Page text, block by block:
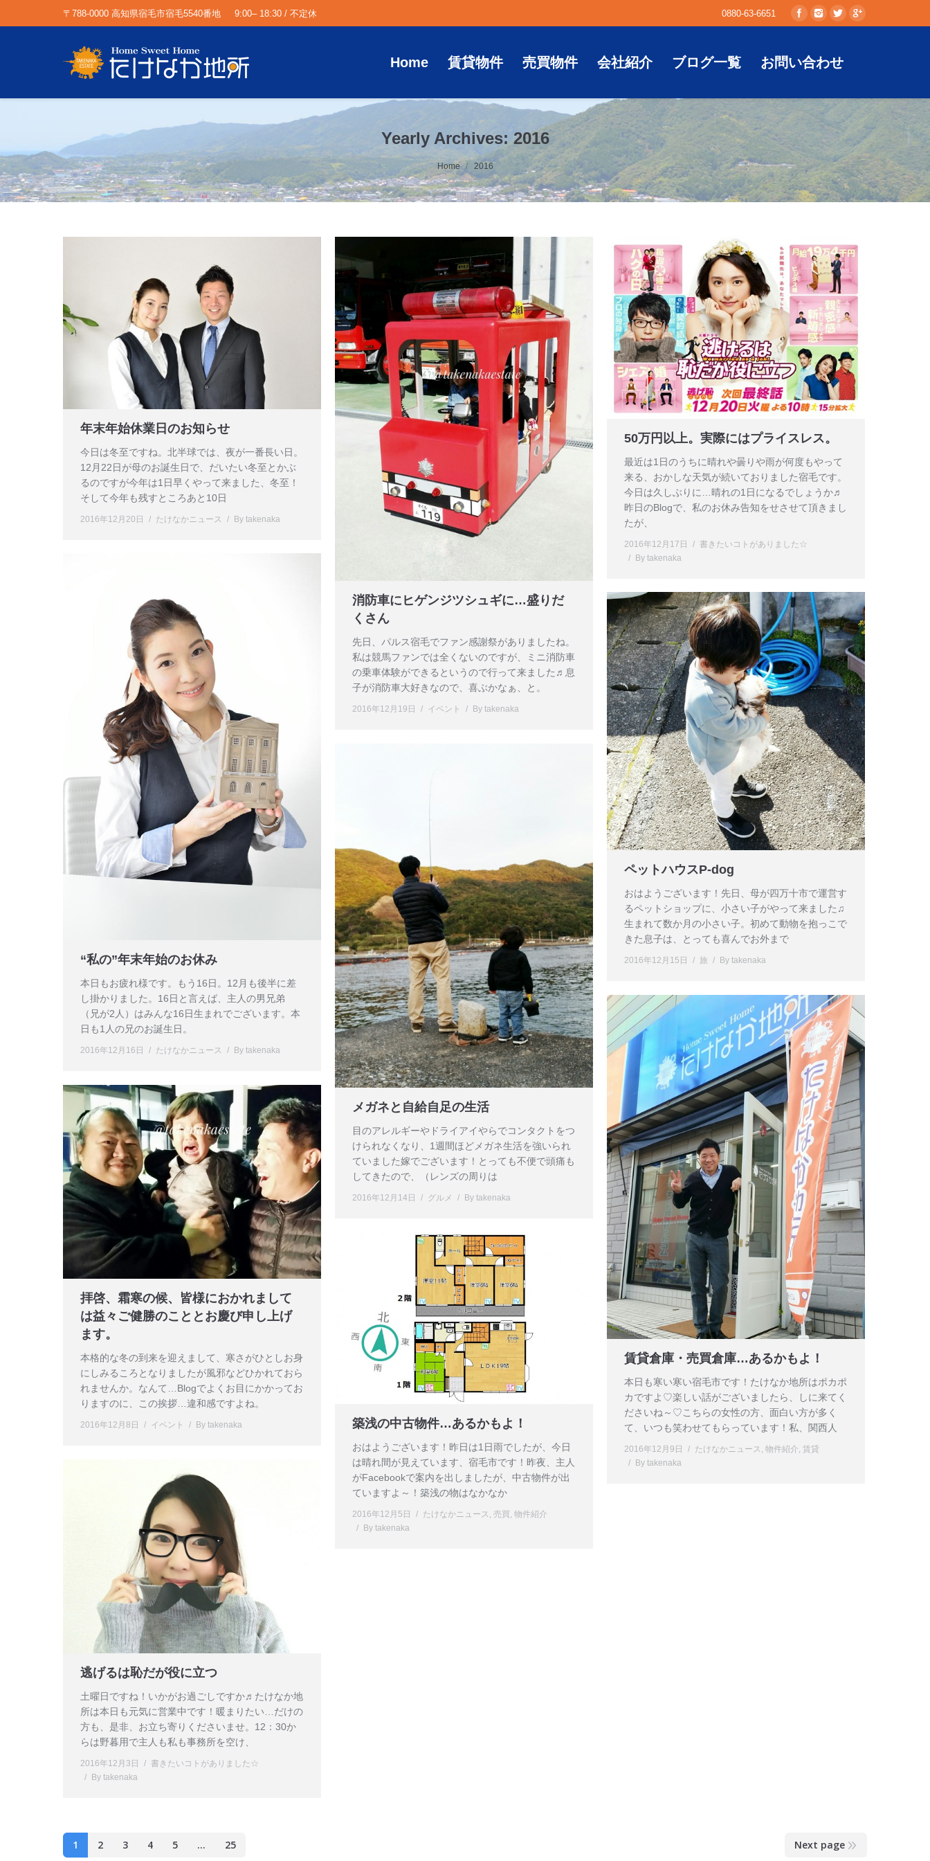
〒788-0000 高知県宿毛市宿毛5540番地 9:00– 18:30 / 不定休 0880-63-6651
Home 賃貸物件 売買物件 会社紹介 ブログ一覧 お問い合わせ
Yearly Archives:2016
You are here: Home 2016
年末年始休業日のお知らせ
今日は冬至ですね。北半球では、夜が一番長い日。
12月22日が母のお誕生日で、だいたい冬至とかぶ
るのですが今年は1日早くやって来ました、冬至！
そして今年も残すところあと10日
2016年12月20日 たけなかニュース By takenaka
消防車にヒゲンジツシュギに…盛りだ
くさん
先日、パルス宿毛でファン感謝祭がありましたね。
私は競馬ファンでは全くないのですが、ミニ消防車
の乗車体験ができるというので行って来ました♬息
子が消防車大好きなので、喜ぶかなぁ、と。
2016年12月19日 イベント By takenaka
50万円以上。実際にはプライスレス。
最近は1日のうちに晴れや曇りや雨が何度もやって
来る、おかしな天気が続いておりました宿毛です。
今日は久しぶりに…晴れの1日になるでしょうか♬
昨日のBlogで、私のお休み告知をせさせて頂きまし
たが、
2016年12月17日
書きたいコトがありました☆
By takenaka
“私の”年末年始のお休み
本日もお疲れ様です。もう16日。12月も後半に差
し掛かりました。16日と言えば、主人の男兄弟
（兄が2人）はみんな16日生まれでございます。本
日も1人の兄のお誕生日。
2016年12月16日 たけなかニュース By takenaka
ペットハウスP-dog
おはようございます！先日、母が四万十市で運営す
るペットショップに、小さい子がやって来ました♫
生まれて数か月の小さい子。初めて動物を抱っこで
きた息子は、とっても喜んでお外まで
2016年12月15日 旅 By takenaka
メガネと自給自足の生活
目のアレルギーやドライアイやらでコンタクトをつ
けられなくなり、1週間ほどメガネ生活を強いられ
ていました嫁でございます！とっても不便で頭痛も
してきたので、（レンズの周りは
2016年12月14日 グルメ By takenaka
賃貸倉庫・売買倉庫…あるかもよ！
本日も寒い寒い宿毛市です！たけなか地所はポカポ
カですよ♡楽しい話がございましたら、しに来てく
ださいね～♡こちらの女性の方、面白い方が多く
て、いつも笑わせてもらっています！私、関西人
2016年12月9日 たけなかニュース , 物件紹介, 賃貸
By takenaka
拝啓、霜寒の候、皆様におかれまして
は益々ご健勝のこととお慶び申し上げ
ます。
本格的な冬の到来を迎えまして、寒さがひとしお身
にしみるころとなりましたが風邪などひかれておら
れませんか。なんて…Blogでよくお目にかかってお
りますのに、この挨拶…違和感ですよね。
2016年12月8日 イベント By takenaka 築浅の中古物件…あるかもよ！
おはようございます！昨日は1日雨でしたが、今日
は晴れ間が見えています、宿毛市です！昨夜、主人
がFacebookで案内を出しましたが、中古物件が出
ていますよ～！築浅の物はなかなか
2016年12月5日 たけなかニュース , 売買, 物件紹介
By takenaka
逃げるは恥だが役に立つ
土曜日ですね！いかがお過ごしですか♬たけなか地
所は本日も元気に営業中です！暖まりたい…だけの
方も、是非、お立ち寄りくださいませ。12：30か
らは野暮用で主人も私も事務所を空け、
2016年12月3日
書きたいコトがありました☆
By takenaka
1 2 3 4 5 … 25 Next page